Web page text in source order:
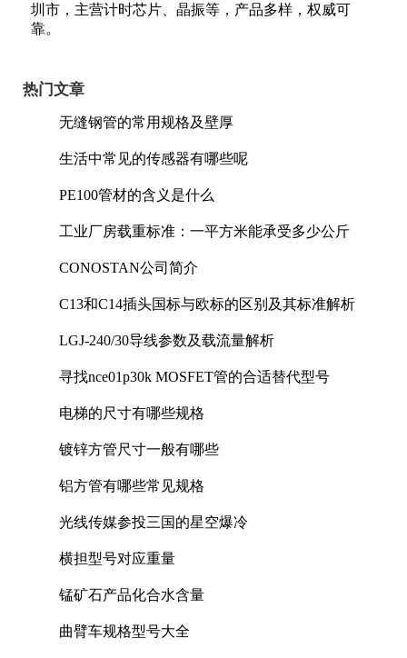
圳市，主营计时芯片、晶振等，产品多样，权威可
靠。
热门文章
无缝钢管的常用规格及壁厚
生活中常见的传感器有哪些呢
PE100管材的含义是什么
工业厂房载重标准：一平方米能承受多少公斤
CONOSTAN公司简介
C13和C14插头国标与欧标的区别及其标准解析
LGJ-240/30导线参数及载流量解析
寻找nce01p30k MOSFET管的合适替代型号
电梯的尺寸有哪些规格
镀锌方管尺寸一般有哪些
铝方管有哪些常见规格
光线传媒参投三国的星空爆冷
横担型号对应重量
锰矿石产品化合水含量
曲臂车规格型号大全